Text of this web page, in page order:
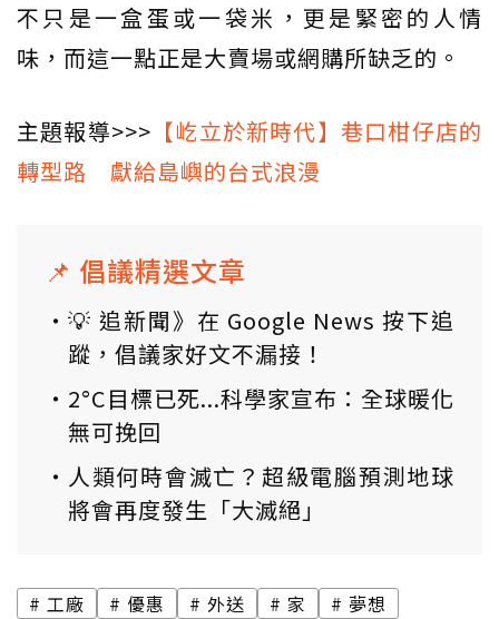
不只是一盒蛋或一袋米，更是緊密的人情
味，而這一點正是大賣場或網購所缺乏的。
主題報導>>> 【屹立於新時代】巷口柑仔店的
轉型路 獻給島嶼的台式浪漫
📌 倡議精選文章
💡 追新聞》在 Google News 按下追
蹤，倡議家好文不漏接！
2°C目標已死...科學家宣布：全球暖化
無可挽回
人類何時會滅亡？超級電腦預測地球
將會再度發生「大滅絕」
工廠 優惠 外送 家 夢想